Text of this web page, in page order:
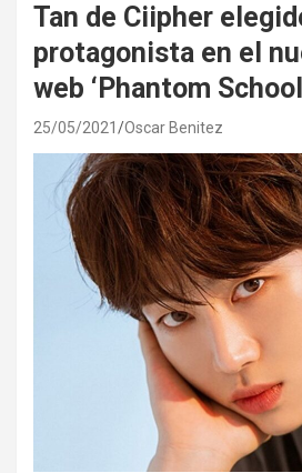
Tan de Ciipher
protagonista en el
web ‘Phantom
25/05/2021 Oscar Benitez